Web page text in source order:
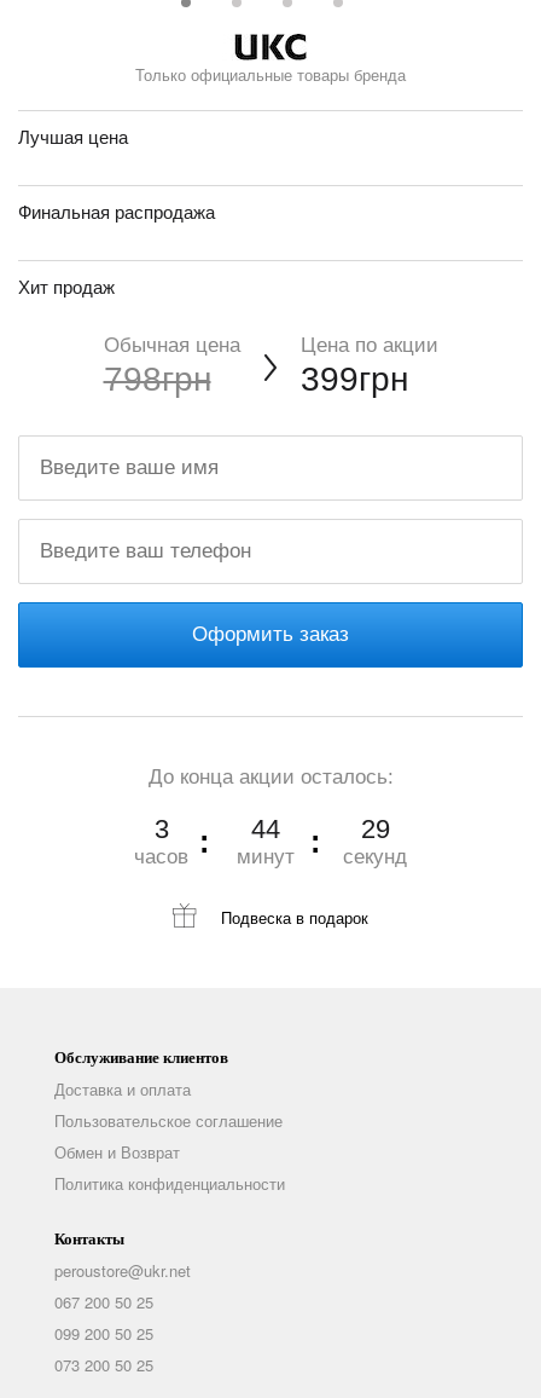
Только официальные товары бренда
Лучшая цена
Финальная распродажа
Хит продаж
Обычная цена
798грн
Цена по акции
399грн
Оформить заказ
До конца акции осталось:
3
часов
44
минут
28
секунд
Подвеска в подарок
Обслуживание клиентов
Доставка и оплата
Пользовательское соглашение
Обмен и Возврат
Политика конфиденциальности
Контакты
peroustore@ukr.net
067 200 50 25
099 200 50 25
073 200 50 25